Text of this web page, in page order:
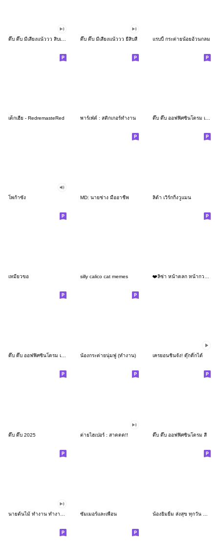
ดึ๊บ ดึ๊บ มีเสียงแน้ววว ยี่สิบสี่ แรบบี้ กระต่ายน้อยอ้วนกลม
เด็กเฮีย - RedremasteRed พาร์เฟ่ต์ : สติกเกอร์ทำงาน ดึ๊บ ดึ๊บ ออฟฟิศซินโดรม เจ็ด
โพก้าซัง MD: นายช่าง มืออาชีพ ลิต้า เวิร์กกิ้งวูแมน
เหมียวขอ silly calico cat memes
ดึ๊บ ดึ๊บ ออฟฟิศซินโดรม เก้า น้องกระต่ายนุ่มฟู (ทำงาน) เครยอนชินจัง! ดุ๊กดิ๊กได้
ดึ๊บ ดึ๊บ 2025 ต่ายไฮเปอร์ : สาดดด!! ดึ๊บ ดึ๊บ ออฟฟิศซินโดรม สี่
ซัมเมอร์และเพื่อน